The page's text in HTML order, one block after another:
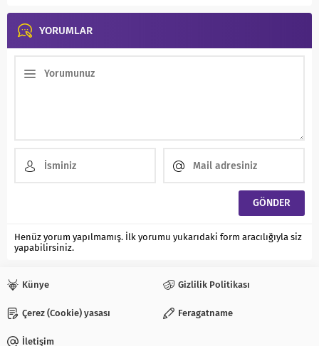
YORUMLAR
Henüz yorum yapılmamış. İlk yorumu yukarıdaki form aracılığıyla siz
yapabilirsiniz.
Künye Gizlilik Politikası
Çerez (Cookie) yasası Feragatname
İletişim